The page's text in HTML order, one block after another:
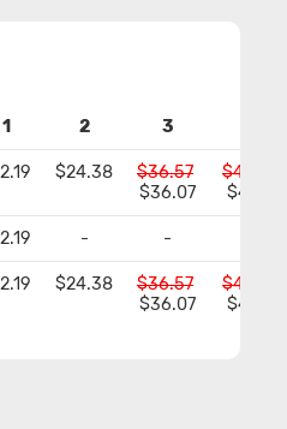
1 2 3
$24.38
$36.57
$36.07
$48.76
$47.76
- -
$24.38
$36.57
$36.07
$48.76
$47.76